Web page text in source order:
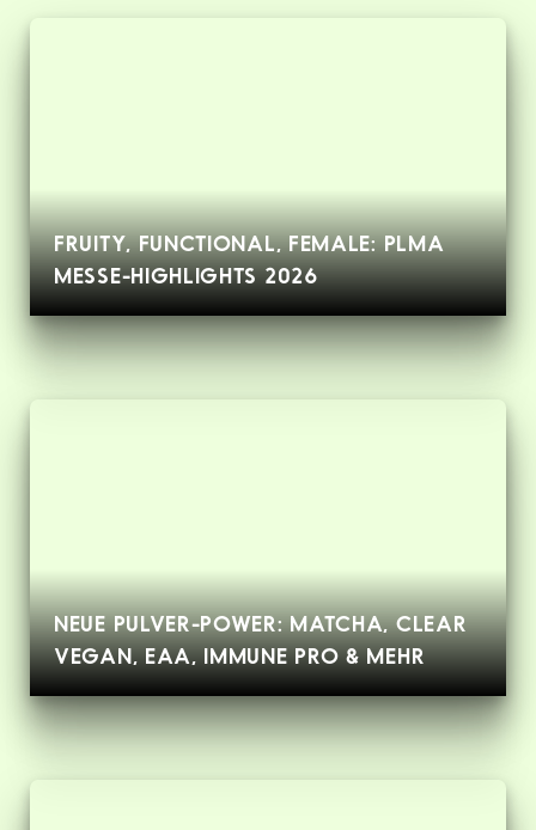
FRUITY, FUNCTIONAL, FEMALE: PLMA
MESSE-HIGHLIGHTS 2026
NEUE PULVER-POWER: MATCHA, CLEAR
VEGAN, EAA, IMMUNE PRO & MEHR